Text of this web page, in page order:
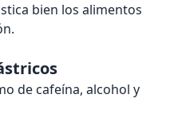
bien los alimentos
de cafeína, alcohol y